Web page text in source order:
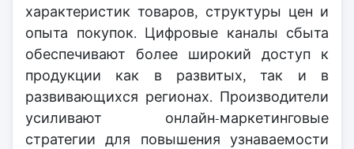
характеристик товаров, структуры цен и
опыта покупок. Цифровые каналы сбыта
обеспечивают более широкий доступ к
продукции как в развитых, так и в
развивающихся регионах. Производители
усиливают онлайн-маркетинговые
стратегии для повышения узнаваемости